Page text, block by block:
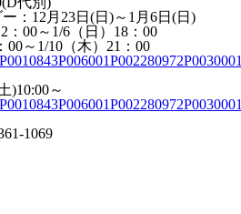
：12月23日(日)～1月6日(日)
：00～1/6（日）18：00
00～1/10（木）21：00
)10:00～
1069